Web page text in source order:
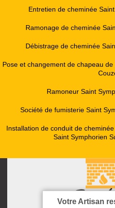
Entretien de cheminée
Ramonage de cheminée
Débistrage de cheminée
Pose et changement de chapeau
Ramoneur Saint
Société de fumisterie Saint
Installation de conduit de
Saint Symphorien
Votre Artisan